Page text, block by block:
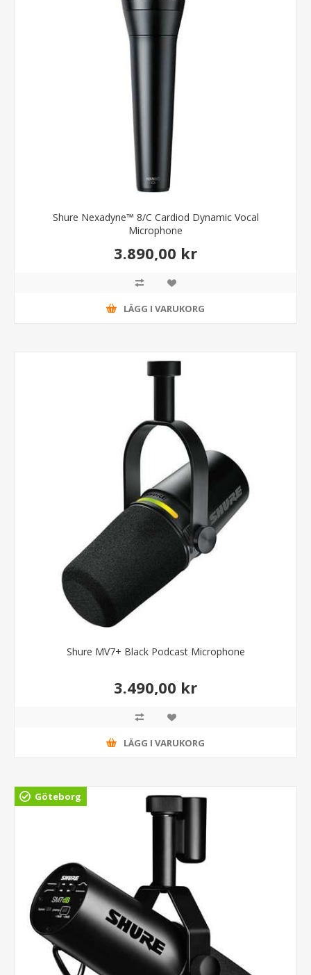
Shure Nexadyne™ 8/C Cardiod Dynamic Vocal
Microphone
3.890,00 kr
LÄGG I VARUKORG
Shure MV7+ Black Podcast Microphone
3.490,00 kr
LÄGG I VARUKORG
Göteborg